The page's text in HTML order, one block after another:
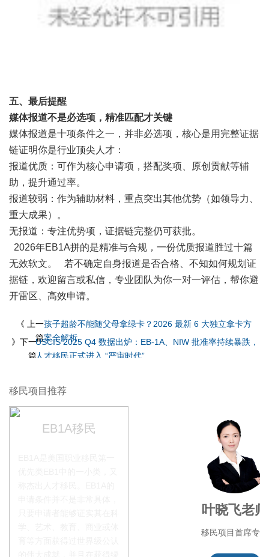
五、最后提醒
媒体报道不是必选项，精准匹配才关键
媒体报道是十项条件之一，并非必选项，核心是用完整证据
链证明你是行业顶尖人才：
报道优质：可作为核心申请项，搭配奖项、原创贡献等辅
助，提升通过率。
报道较弱：作为辅助材料，重点突出其他优势（如领导力、
重大成果）。
无报道：专注优势项，证据链完整仍可获批。
2026年EB1A拼的是精准与合规，一份优质报道胜过十篇
无效软文。 若不确定自身报道是否合格、不知如何规划证
据链，欢迎留言或私信，专业团队为你一对一评估，帮你避
开雷区、高效申请。
《 上一
篇
孩子超龄不能随父母拿绿卡？2026 最新 6 大独立拿卡方
案全解析
》下一
篇
USCIS 2025 Q4 数据出炉：EB-1A、NIW 批准率持续暴跌，
人才移民正式进入 “严审时代”
移民项目推荐
EB1A移民
叶晓飞老师
移民项目首席专家